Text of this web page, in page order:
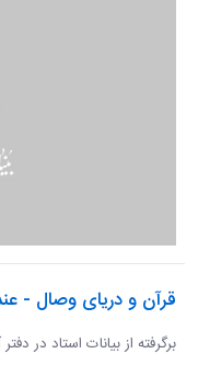
قرآن و دریای وصال -
برگرفته از بیانات استاد در دفتر